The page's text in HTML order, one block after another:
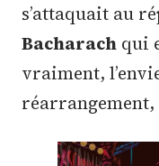
s’attaquait au
Bacharach qui
vraiment,